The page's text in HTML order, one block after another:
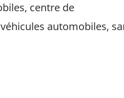
centre de
automobiles,